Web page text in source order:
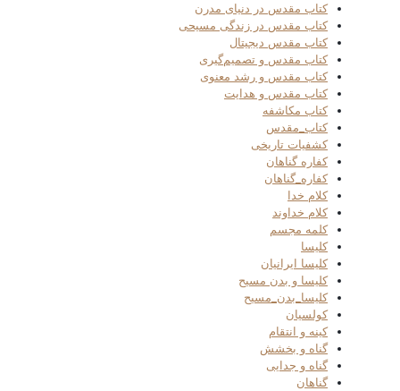
کتاب مقدس در دنیای مدرن
کتاب مقدس در زندگی مسیحی
کتاب مقدس دیجیتال
کتاب مقدس و تصمیم‌گیری
کتاب مقدس و رشد معنوی
کتاب مقدس و هدایت
کتاب مکاشفه
کتاب_مقدس
کشفیات تاریخی
کفاره گناهان
کفاره_گناهان
کلام خدا
کلام خداوند
کلمه مجسم
کلیسا
کلیسا ایرانیان
کلیسا و بدن مسیح
کلیسا_بدن_مسیح
کولسیان
کینه و انتقام
گناه و بخشش
گناه و جدایی
گناهان